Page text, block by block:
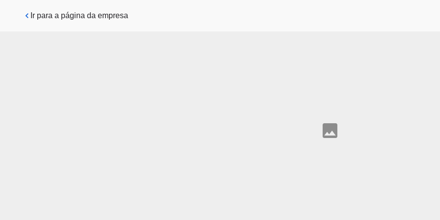
Pular para o conteúdo principal
Ir para a página da empresa